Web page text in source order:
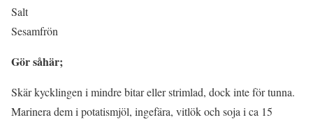
Salt
Sesamfrön
Gör såhär;
Skär kycklingen i mindre bitar eller strimlad, dock inte för tunna.
Marinera dem i potatismjöl, ingefära, vitlök och soja i ca 15